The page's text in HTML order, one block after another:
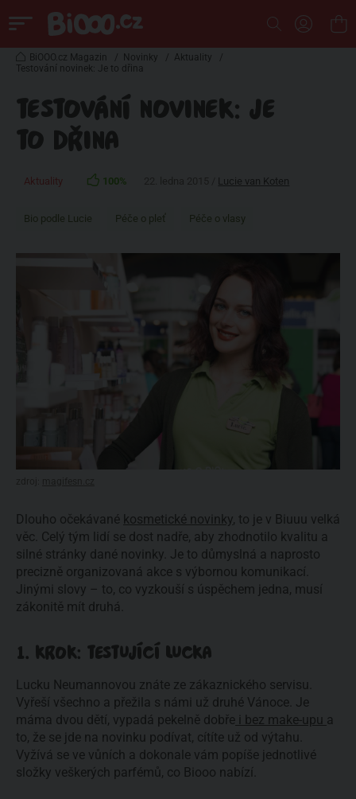
BiOOO.cz Magazin / Novinky / Aktuality
/
Testování novinek: Je to dřina
TESTOVÁNÍ NOVINEK: JE
TO DŘINA
Aktuality 100% Lucie van Koten
Bio podle Lucie Péče o pleť Péče o vlasy
Dlouho očekávané kosmetické novinky, to je v Biuuu velká
věc. Celý tým lidí se dost nadře, aby zhodnotilo kvalitu a
silné stránky dané novinky. Je to důmyslná a naprosto
precizně organizovaná akce s výbornou komunikací.
Jinými slovy – to, co vyzkouší s úspěchem jedna, musí
zákonitě mít druhá.
1. KROK: TESTUJÍCÍ LUCKA
Lucku Neumannovou znáte ze zákaznického servisu.
Vyřeší všechno a přežila s námi už druhé Vánoce. Je
máma dvou dětí, vypadá pekelně dobře i bez make-upu a
to, že se jde na novinku podívat, cítíte už od výtahu.
Vyžívá se ve vůních a dokonale vám popíše jednotlivé
složky veškerých parfémů, co Biooo nabízí.